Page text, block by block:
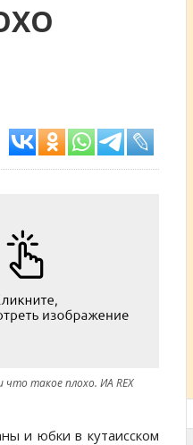
такое плохо. ИА REX
и юбки в кутаисском